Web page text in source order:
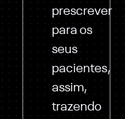
prescrever
para os
seus
pacientes,
assim,
trazendo